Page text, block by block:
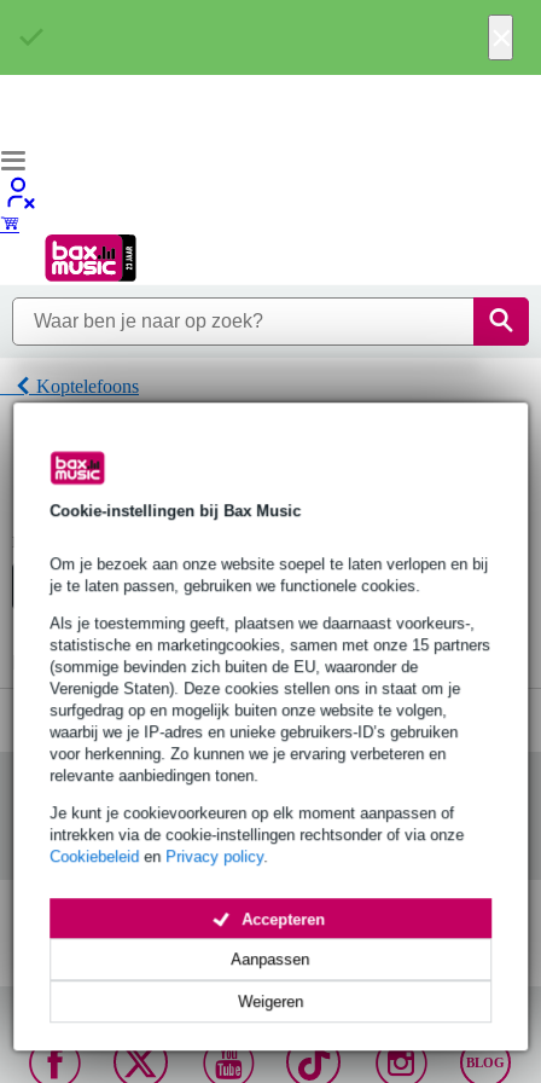
Cookie-instellingen bij Bax Music
Om je bezoek aan onze website soepel te laten verlopen en bij
je te laten passen, gebruiken we functionele cookies.
Als je toestemming geeft, plaatsen we daarnaast voorkeurs-,
statistische en marketingcookies, samen met onze 15 partners
(sommige bevinden zich buiten de EU, waaronder de
Verenigde Staten). Deze cookies stellen ons in staat om je
surfgedrag op en mogelijk buiten onze website te volgen,
waarbij we je IP-adres en unieke gebruikers-ID’s gebruiken
voor herkenning. Zo kunnen we je ervaring verbeteren en
relevante aanbiedingen tonen.
Je kunt je cookievoorkeuren op elk moment aanpassen of
intrekken via de cookie-instellingen rechtsonder of via onze
Cookiebeleid en Privacy policy.
Weigeren
Aanpassen
Accepteren
Koptelefoons
Koptelefoons
KNG Koptelefoons
Top-10 Advies
Er zijn geen producten gevonden.
Gratis verzending vanaf
Voor 23:00 besteld,
maandag in huis (mits
op voorraad)
30 dagen 'niet goed
BLOG